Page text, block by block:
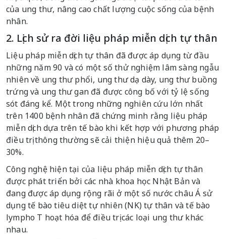
của ung thư, nâng cao chất lượng cuộc sống của bệnh
nhân.
2. Lịch sử ra đời liệu pháp miễn dịch tự thân
Liệu pháp miễn dịch tự thân đã được áp dụng từ đầu
những năm 90 và có một số thử nghiệm lâm sàng ngẫu
nhiên về ung thư phổi, ung thư dạ dày, ung thư buồng
trứng và ung thư gan đã được công bố với tỷ lệ sống
sót đáng kể. Một trong những nghiên cứu lớn nhất
trên 1400 bệnh nhân đã chứng minh rằng liệu pháp
miễn dịch dựa trên tế bào khi kết hợp với phương pháp
điều trị thông thường sẽ cải thiện hiệu quả thêm 20–
30%.
Công nghệ hiện tại của liệu pháp miễn dịch tự thân
được phát triển bởi các nhà khoa học Nhật Bản và
đang được áp dụng rộng rãi ở một số nước châu Á sử
dụng tế bào tiêu diệt tự nhiên (NK) tự thân và tế bào
lympho T hoạt hóa để điều trị các loại ung thư khác
nhau.